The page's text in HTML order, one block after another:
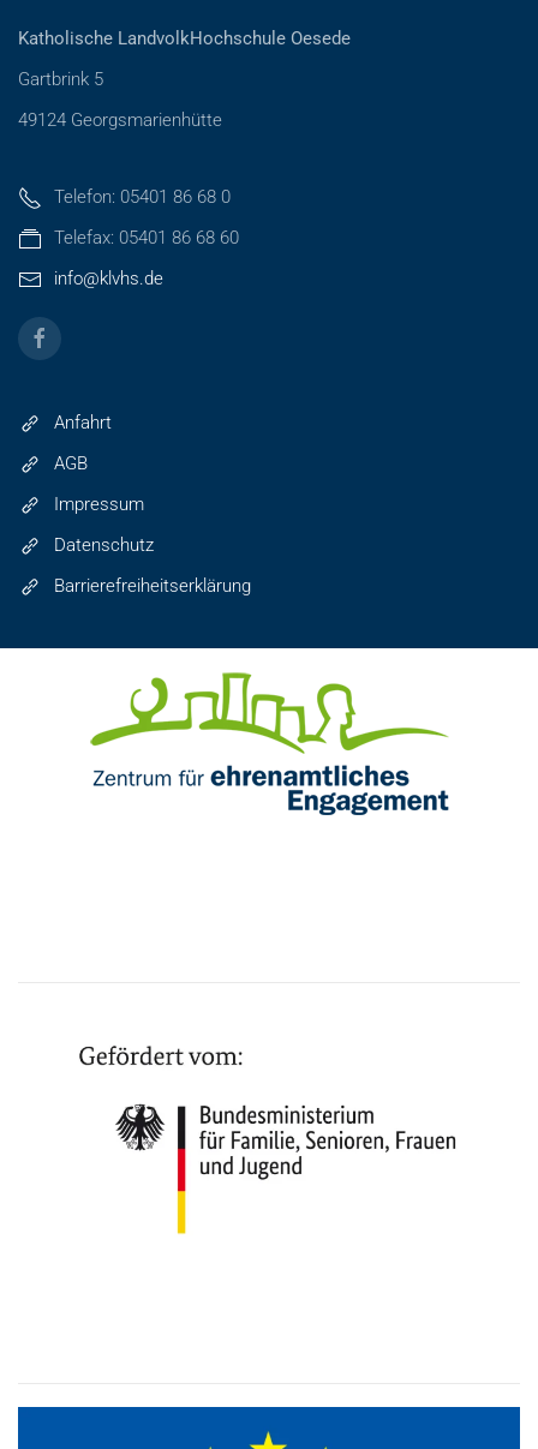
Katholische LandvolkHochschule Oesede
Gartbrink 5
49124 Georgsmarienhütte
Telefon: 05401 86 68 0
Telefax: 05401 86 68 60
info@klvhs.de
Anfahrt
AGB
Impressum
Datenschutz
Barrierefreiheitserklärung